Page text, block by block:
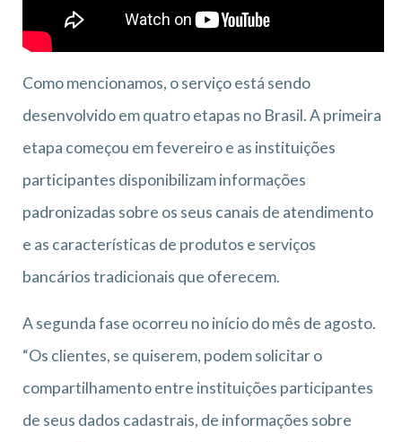
Como mencionamos, o serviço está sendo
desenvolvido em quatro etapas no Brasil. A primeira
etapa começou em fevereiro e as instituições
participantes disponibilizam informações
padronizadas sobre os seus canais de atendimento
e as características de produtos e serviços
bancários tradicionais que oferecem.
A segunda fase ocorreu no início do mês de agosto.
“Os clientes, se quiserem, podem solicitar o
compartilhamento entre instituições participantes
de seus dados cadastrais, de informações sobre